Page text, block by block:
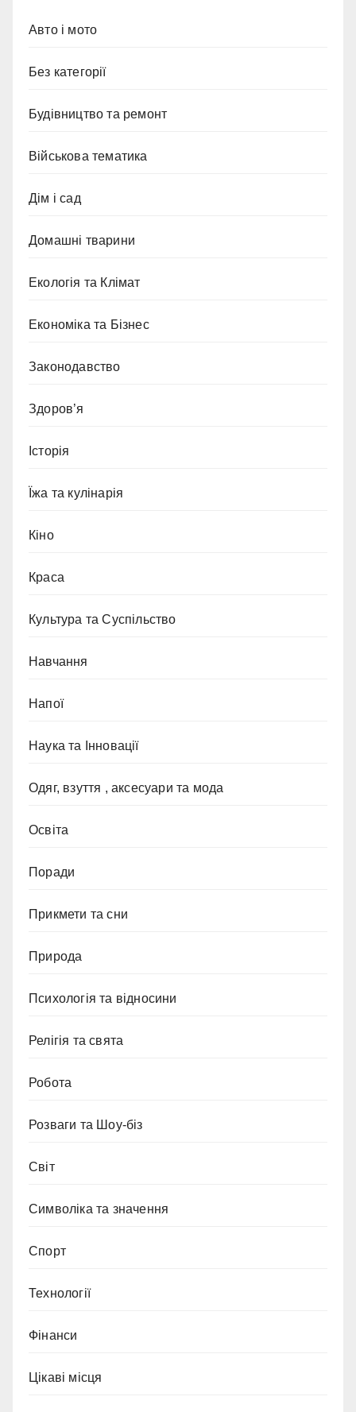
Авто і мото
Без категорії
Будівництво та ремонт
Військова тематика
Дім і сад
Домашні тварини
Екологія та Клімат
Економіка та Бізнес
Законодавство
Здоров’я
Історія
Їжа та кулінарія
Кіно
Краса
Культура та Суспільство
Навчання
Напої
Наука та Інновації
Одяг, взуття , аксесуари та мода
Освіта
Поради
Прикмети та сни
Природа
Психологія та відносини
Релігія та свята
Робота
Розваги та Шоу-біз
Світ
Символіка та значення
Спорт
Технології
Фінанси
Цікаві місця